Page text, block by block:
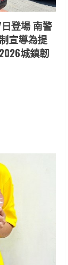
登場 南警
宣導為提
城鎮韌